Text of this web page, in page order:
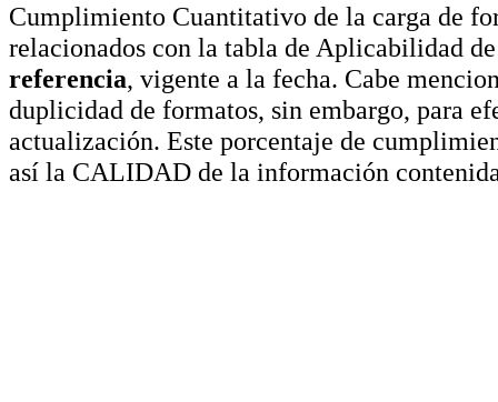
Cumplimiento Cuantitativo de la carga de
relacionados con la tabla de Aplicabilidad
referencia, vigente a la fecha. Cabe
duplicidad de formatos, sin embargo, para
actualización. Este porcentaje de
así la CALIDAD de la información